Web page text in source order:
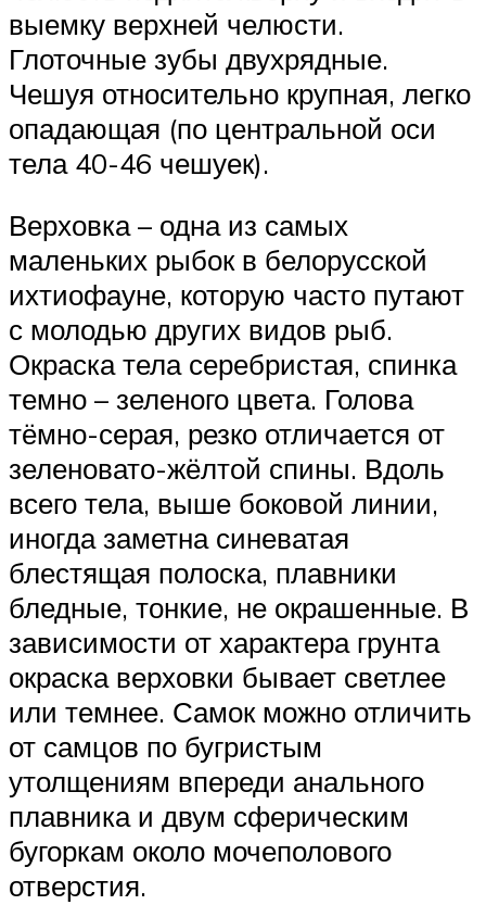
выемку верхней челюсти.
Глоточные зубы двухрядные.
Чешуя относительно крупная, легко
опадающая (по центральной оси
тела 40-46 чешуек).
Верховка – одна из самых
маленьких рыбок в белорусской
ихтиофауне, которую часто путают
с молодью других видов рыб.
Окраска тела серебристая, спинка
темно – зеленого цвета. Голова
тёмно-серая, резко отличается от
зеленовато-жёлтой спины. Вдоль
всего тела, выше боковой линии,
иногда заметна синеватая
блестящая полоска, плавники
бледные, тонкие, не окрашенные. В
зависимости от характера грунта
окраска верховки бывает светлее
или темнее. Самок можно отличить
от самцов по бугристым
утолщениям впереди анального
плавника и двум сферическим
бугоркам около мочеполового
отверстия.